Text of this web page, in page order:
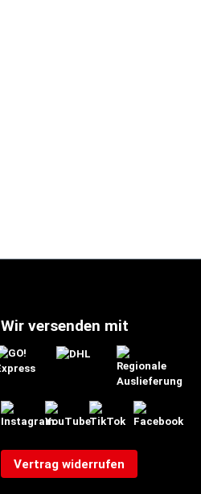
Wir versenden mit
Vertrag widerrufen